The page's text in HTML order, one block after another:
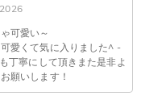
可愛い～
可愛くて気に入りました^ -
丁寧にして頂きまた是非よ
願いします！
ティング5回も施し、
れています。
通常配送は送料が1,620
速達配送は送料が